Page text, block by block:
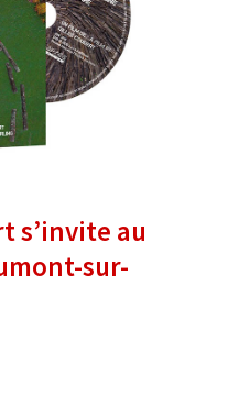
s’invite au
sur-